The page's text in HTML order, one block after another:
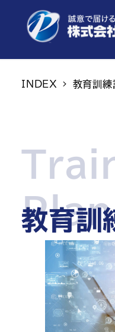
INDEX 教育訓練
Plan
教育訓